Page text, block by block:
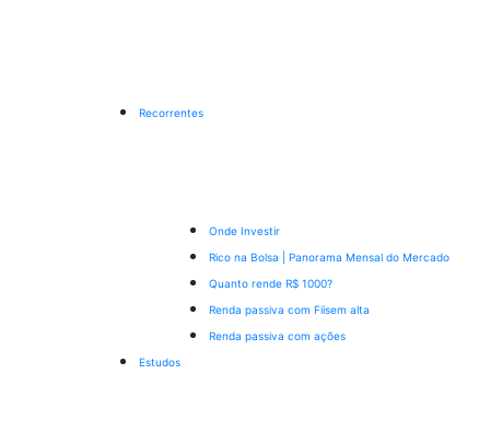
Recorrentes
Onde Investir
Rico na Bolsa | Panorama Mensal do Mercado
Quanto rende R$ 1000?
Renda passiva com Fiisem alta
Renda passiva com ações
Estudos